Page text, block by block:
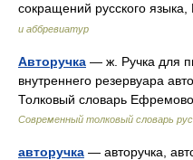
сокращений русского
и аббревиатур
Авторучка — ж. Ручка для
внутреннего резервуара
Толковый словарь
Современный толковый словарь
авторучка — авторучка,